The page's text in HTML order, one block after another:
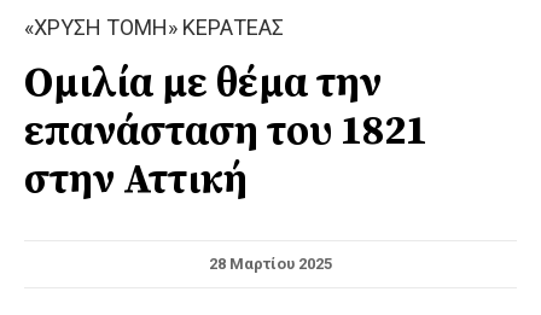
«ΧΡΥΣΗ ΤΟΜΗ» ΚΕΡΑΤΕΑΣ
Ομιλία με θέμα την
επανάσταση του 1821
στην Αττική
28 Μαρτίου 2025